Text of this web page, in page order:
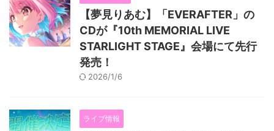
【夢見りあむ】「EVERAFTER」の
CDが『10th MEMORIAL LIVE
STARLIGHT STAGE』会場にて先行
発売！
2026/1/6
ライブ情報